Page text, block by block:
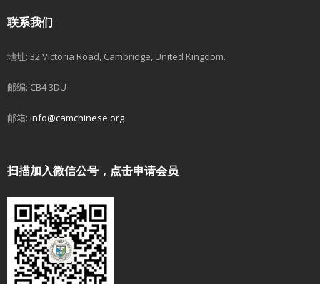
联系我们
地址: 32 Victoria Road, Cambridge, United Kingdom.
邮编: CB4 3DU
邮箱: info@camchinese.org
扫描加入微信公号，点击申请会员